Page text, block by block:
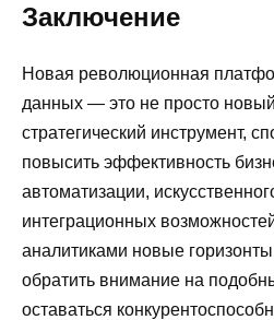
Заключение
Новая революционная
данных — это не просто
стратегический инструмент,
повысить эффективность
автоматизации,
интеграционных
аналитиками новые
обратить внимание на
оставаться